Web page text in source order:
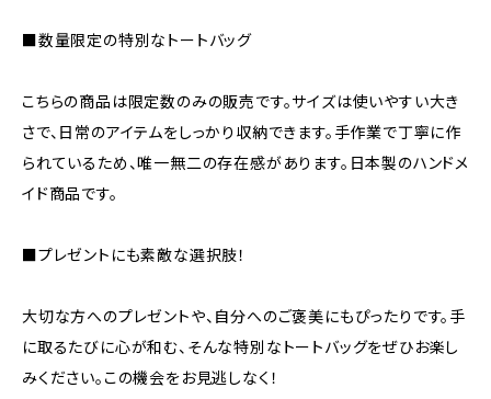
■数量限定の特別なトートバッグ
こちらの商品は限定数のみの販売です。サイズは使いやすい大き
さで、日常のアイテムをしっかり収納できます。手作業で丁寧に作
られているため、唯一無二の存在感があります。日本製のハンドメ
イド商品です。
■プレゼントにも素敵な選択肢！
大切な方へのプレゼントや、自分へのご褒美にもぴったりです。手
に取るたびに心が和む、そんな特別なトートバッグをぜひお楽し
みください。この機会をお見逃しなく！